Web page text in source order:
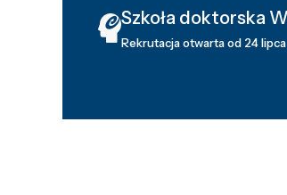
Szkoła doktorska
Rekrutacja otwarta od 24